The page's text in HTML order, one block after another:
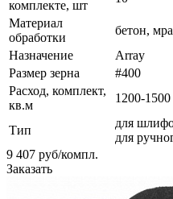
комплекте, шт
Материал
обработки
бетон,
Назначение
Array
Размер зерна
#400
Расход, комплект,
кв.м
1200-1500
Тип
для
для
9 407 руб/компл.
Заказать